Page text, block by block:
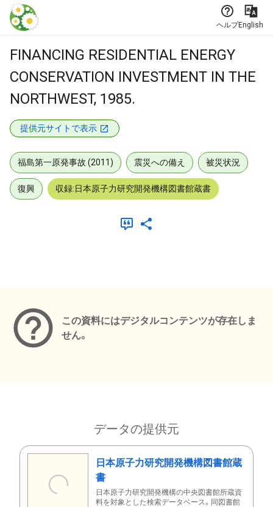
本文に飛ぶ
ヘルプEnglish
FINANCING RESIDENTIAL ENERGY
CONSERVATION INVESTMENT IN THE
NORTHWEST, 1985.
提供元サイトで表示
福島第一原発事故 (2011) 震災への備え 被災状況
復興 収録:日本原子力研究開発機構図書館蔵書
この資料にはデジタルコンテンツが存在しま
せん。
データの提供元
日本原子力研究開発機構図書館蔵
書
日本原子力研究開発機構の中央図書館所蔵資
料を対象とした検索データベース。同図書館